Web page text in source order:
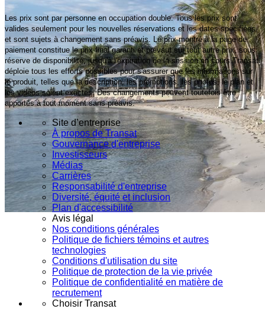
Les prix sont par personne en occupation double. Tous les prix sont
valides seulement pour les nouvelles réservations et les dates spécifiées,
et sont sujets à changement sans préavis. Le prix montré à la page de
paiement constitue le prix final garanti et prévaut sur tout autre prix, sous
réserve de disponibilité, jusqu'à l'expiration de la session en cours.Transat
déploie tous les efforts possibles pour s'assurer que les informations sur
le produit, telles que la description, les promotions, les photos, le plan et
les vidéos soient exactes. Des changements peuvent toutefois être
apportés à tout moment sans préavis.
Site d’entreprise
À propos de Transat
Gouvernance d'entreprise
Investisseurs
Médias
Carrières
Responsabilité d'entreprise
Diversité, équité et inclusion
Plan d'accessibilité
Avis légal
Nos conditions générales
Politique de fichiers témoins et autres
technologies
Conditions d'utilisation du site
Politique de protection de la vie privée
Politique de confidentialité en matière de
recrutement
Choisir Transat